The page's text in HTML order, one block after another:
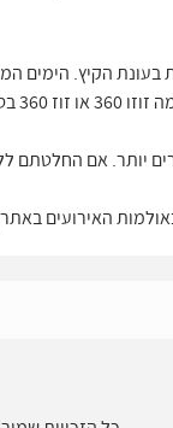
הקיץ. הימים
באולמות